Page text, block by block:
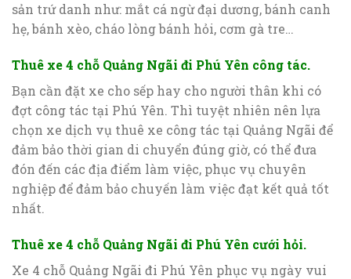
sản trứ danh như: mắt cá ngừ đại dương, bánh canh
hẹ, bánh xèo, cháo lòng bánh hỏi, cơm gà tre…
Thuê xe 4 chỗ Quảng Ngãi đi Phú Yên công tác.
Bạn cần đặt xe cho sếp hay cho người thân khi có
đợt công tác tại Phú Yên. Thì tuyệt nhiên nên lựa
chọn xe dịch vụ thuê xe công tác tại Quảng Ngãi để
đảm bảo thời gian di chuyển đúng giờ, có thể đưa
đón đến các địa điểm làm việc, phục vụ chuyên
nghiệp để đảm bảo chuyến làm việc đạt kết quả tốt
nhất.
Thuê xe 4 chỗ Quảng Ngãi đi Phú Yên cưới hỏi.
Xe 4 chỗ Quảng Ngãi đi Phú Yên phục vụ ngày vui